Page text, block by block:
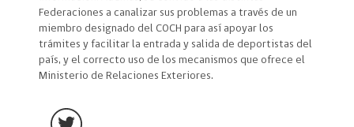
Federaciones a canalizar sus problemas a través de un
miembro designado del COCH para así apoyar los
trámites y facilitar la entrada y salida de deportistas del
país, y el correcto uso de los mecanismos que ofrece el
Ministerio de Relaciones Exteriores.